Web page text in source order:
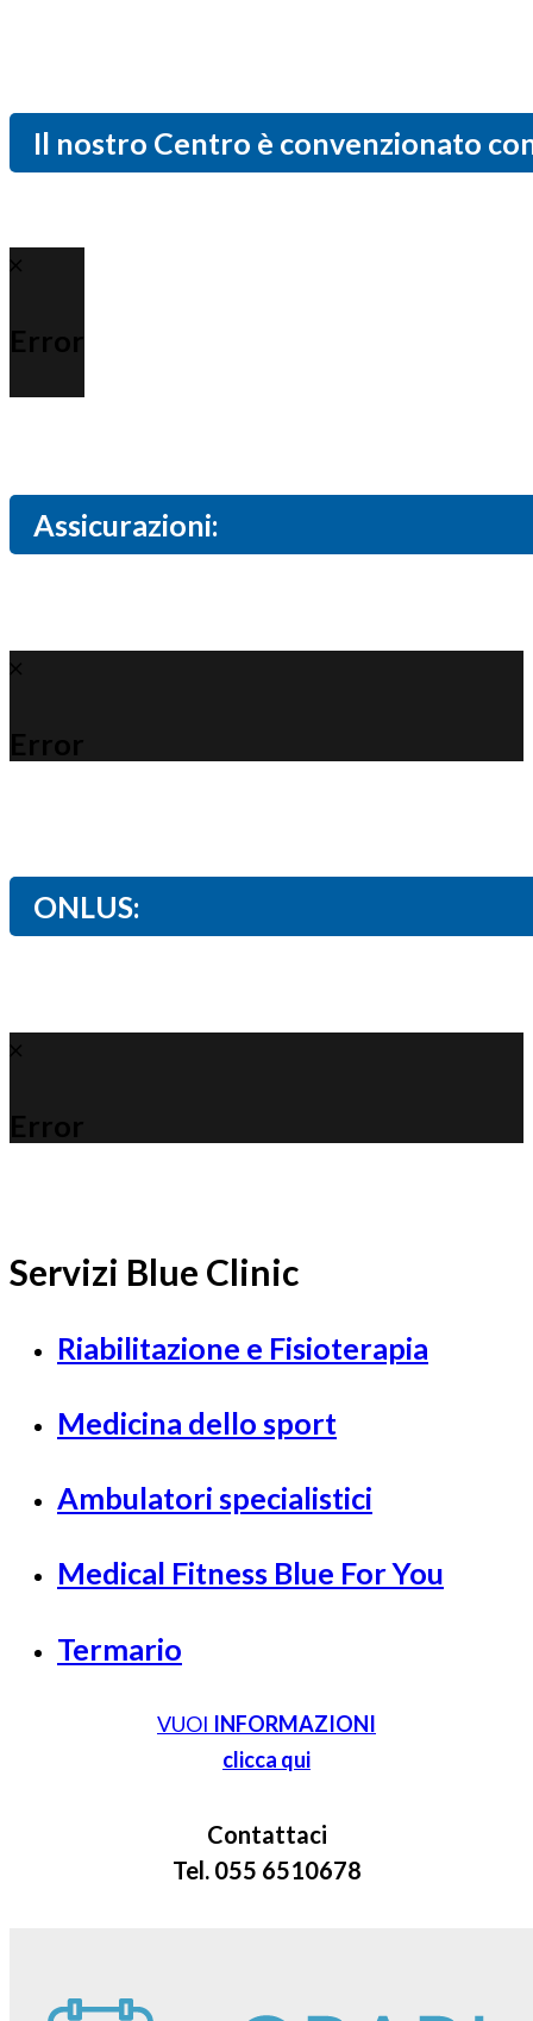
Il nostro Centro è convenzionato
Error
Assicurazioni:
Error
ONLUS:
Error
Servizi Blue Clinic
Riabilitazione e Fisioterapia
Medicina dello sport
Ambulatori specialistici
Medical Fitness Blue For You
Termario
VUOI INFORMAZIONI
clicca qui
Contattaci
Tel. 055 6510678